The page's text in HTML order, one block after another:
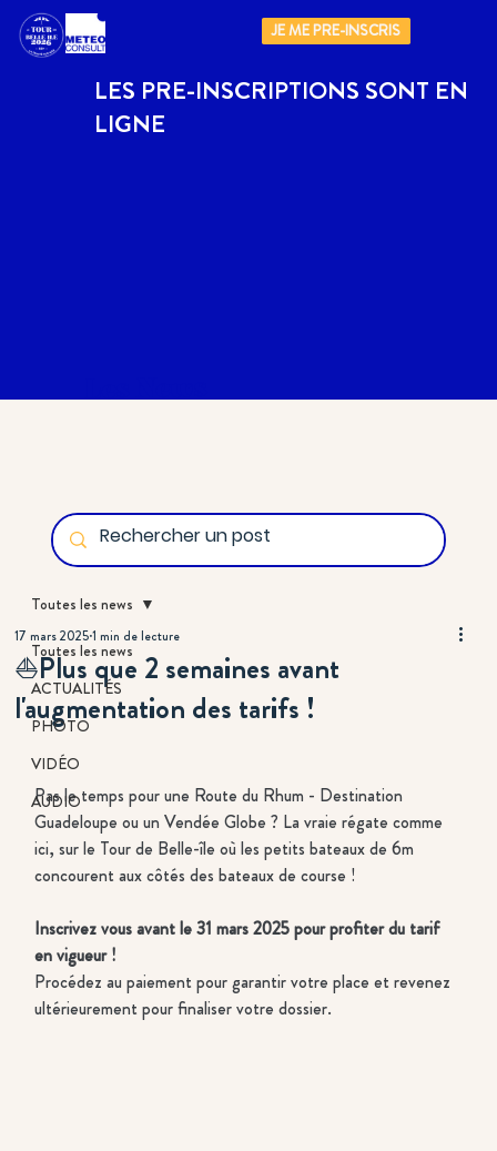
JE ME PRE-INSCRIS
LES PRE-INSCRIPTIONS SONT EN
LIGNE
Toutes les news
ACTUALITÉS
PHOTO
VIDÉO
AUDIO
Toutes les news
⛵Plus que 2 semaines avant
l'augmentation des tarifs !
17 mars 20251 min de lecture
Pas le temps pour une Route du Rhum - Destination
Guadeloupe ou un Vendée Globe ? La vraie régate comme
ici, sur le Tour de Belle-île où les petits bateaux de 6m
concourent aux côtés des bateaux de course !
Inscrivez vous avant le 31 mars 2025 pour profiter du tarif
en vigueur !
Procédez au paiement pour garantir votre place et revenez
ultérieurement pour finaliser votre dossier.